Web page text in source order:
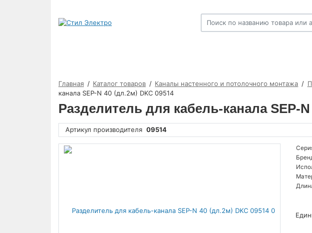
Главная Каталог товаров Каналы настенного и потолочного монтажа
канала SEP-N 40 (дл.2м) DKC 09514
Разделитель для кабель-канала SEP-
Артикул производителя 09514